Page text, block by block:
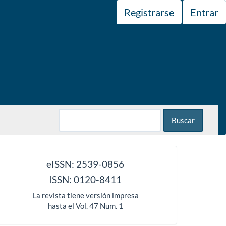
Registrarse Entrar
Buscar
eISSN: 2539-0856
ISSN: 0120-8411
La revista tiene versión impresa
hasta el Vol. 47 Num. 1